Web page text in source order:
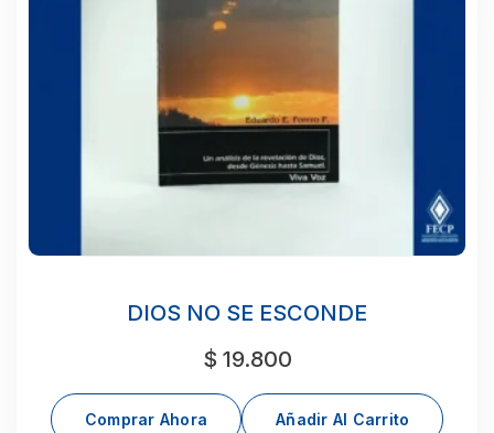
DIOS NO SE ESCONDE
$ 19.800
Comprar Ahora Añadir Al Carrito